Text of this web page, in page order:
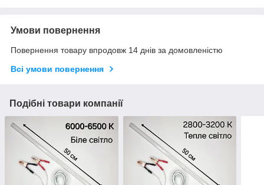
Умови повернення
Повернення товару впродовж 14 днів за домовленістю
Всі умови повернення
Подібні товари компанії